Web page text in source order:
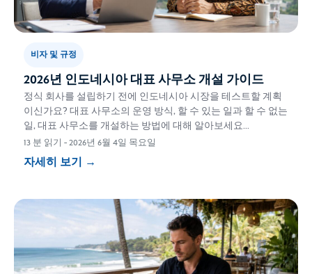
비자 및 규정
2026년 인도네시아 대표 사무소 개설 가이드
정식 회사를 설립하기 전에 인도네시아 시장을 테스트할 계획
이신가요? 대표 사무소의 운영 방식, 할 수 있는 일과 할 수 없는
일, 대표 사무소를 개설하는 방법에 대해 알아보세요...
13 분 읽기 -2026년 6월 4일 목요일
자세히 보기 →